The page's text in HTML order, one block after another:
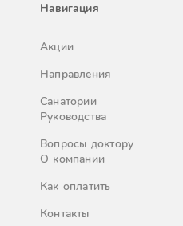
Навигация
Акции
Направления
Санатории
Руководства
Вопросы доктору
О компании
Как оплатить
Контакты